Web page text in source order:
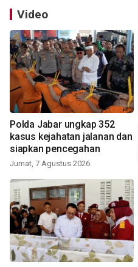
Video
Polda Jabar ungkap 352
kasus kejahatan jalanan dan
siapkan pencegahan
Jumat, 7 Agustus 2026